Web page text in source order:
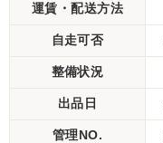
運賃・配送方法
自走可否
整備状況
出品日
管理NO.